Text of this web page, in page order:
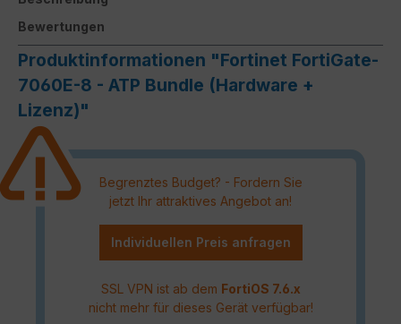
Bewertungen
Produktinformationen "Fortinet FortiGate-
7060E-8 - ATP Bundle (Hardware +
Lizenz)"
Begrenztes Budget? - Fordern Sie
jetzt Ihr attraktives Angebot an!
Individuellen Preis anfragen
SSL VPN ist ab dem FortiOS 7.6.x
nicht mehr für dieses Gerät verfügbar!